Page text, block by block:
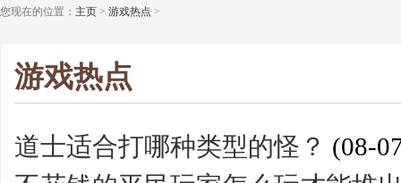
您现在的位置： 主页 > 游戏热点 >
游戏热点
道士适合打哪种类型的怪？ (08-